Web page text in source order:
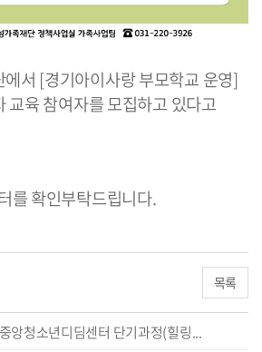
서 [경기아이사랑 부모학교 운영]
교육 참여자를 모집하고 있다고
를 확인부탁드립니다.
목록
앙청소년디딤센터 단기과정(힐링...